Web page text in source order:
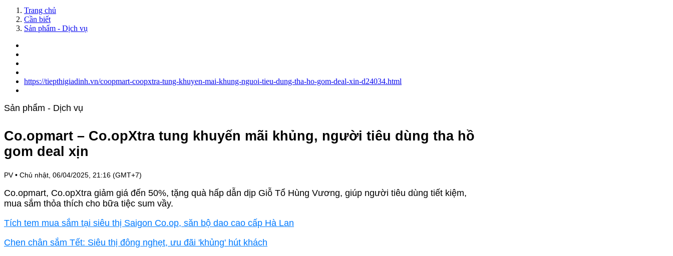
Trang chủ
Cần biết
Sản phẩm - Dịch vụ
https://tiepthigiadinh.vn/coopmart-coopxtra-tung-khuyen-mai-khung-nguoi-tieu-dung-tha-ho-gom-deal-xin-d24034.html
Sản phẩm - Dịch vụ
Co.opmart – Co.opXtra tung khuyến mãi khủng, người tiêu dùng tha hồ
gom deal xịn
PV • Chủ nhật, 06/04/2025, 21:16 (GMT+7)
Co.opmart, Co.opXtra giảm giá đến 50%, tặng quà hấp dẫn dịp Giỗ Tổ Hùng Vương, giúp người tiêu dùng tiết kiệm,
mua sắm thỏa thích cho bữa tiệc sum vầy.
Tích tem mua sắm tại siêu thị Saigon Co.op, săn bộ dao cao cấp Hà Lan
Chen chân sắm Tết: Siêu thị đông nghẹt, ưu đãi 'khủng' hút khách